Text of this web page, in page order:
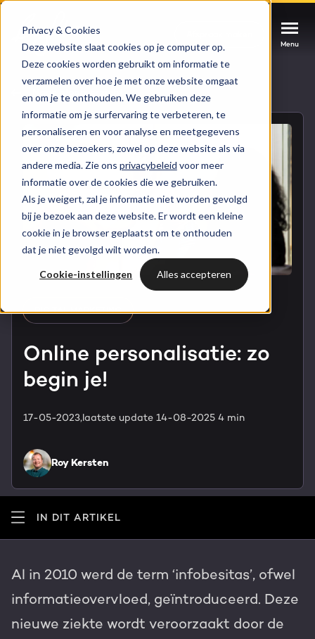
Privacy & Cookies
Deze website slaat cookies op je computer op.
Deze cookies worden gebruikt om informatie te
verzamelen over hoe je met onze website omgaat
en om je te onthouden. We gebruiken deze
informatie om je surfervaring te verbeteren, te
personaliseren en voor analyse en meetgegevens
over onze bezoekers, zowel op deze website als via
andere media. Zie ons privacybeleid voor meer
informatie over de cookies die we gebruiken.
Als je weigert, zal je informatie niet worden gevolgd
bij je bezoek aan deze website. Er wordt een kleine
cookie in je browser geplaatst om te onthouden
dat je niet gevolgd wilt worden.
Cookie-instellingen Alles accepteren
Menu
Menu
HUBSPOT SERVICES
HubSpot implementatie
HubSpot automations
HubSpot integraties
GROWTH SERVICES
Digital marketing
Content & design
AI services
WEBSITE SERVICES
Cases
Branches
Bright
WELKOM BIJ BRIGHT
Team
Contact
HubSpot partner
Awards
Inspiratie
Blog
Events & webinars
HubSpot video's
Kennisbank
PORTAL REVIEW
Haal alles uit je HubSpot licentie
Menu
Could not loads results. Please refresh the
page.
Naar blogoverzicht
DIGITAL MARKETING
Online personalisatie: zo
begin je!
17-05-2023,laatste update 14-08-2025 4 min
Roy Kersten
IN DIT ARTIKEL
Al in 2010 werd de term ‘infobesitas’, ofwel
informatieovervloed, geïntroduceerd. Deze
nieuwe ziekte wordt veroorzaakt door de